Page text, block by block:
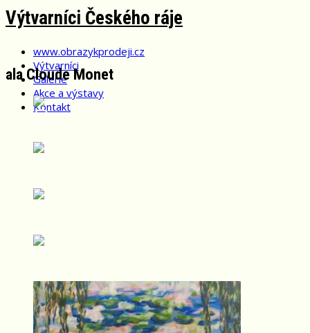
Skip
to
Výtvarníci Českého ráje
www.obrazykprodeji.cz
Výtvarníci
Galerie
Akce a výstavy
Kontakt
ala Cloude Monet